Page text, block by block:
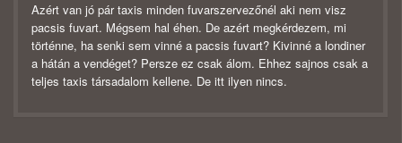
Azért van jó pár taxis minden fuvarszervezőnél aki nem visz
pacsis fuvart. Mégsem hal éhen. De azért megkérdezem, mi
történne, ha senki sem vinné a pacsis fuvart? Kivinné a londiner
a hátán a vendéget? Persze ez csak álom. Ehhez sajnos csak a
teljes taxis társadalom kellene. De itt ilyen nincs.